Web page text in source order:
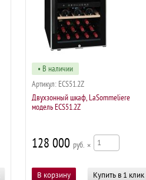
• В наличии
Артикул: ECS51.2Z
Двухзонный шкаф, LaSommeliere
модель ECS51.2Z
128 000 р ×
Купить в 1 клик